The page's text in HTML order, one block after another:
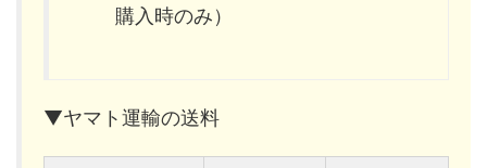
購入時のみ）
▼ヤマト運輸の送料